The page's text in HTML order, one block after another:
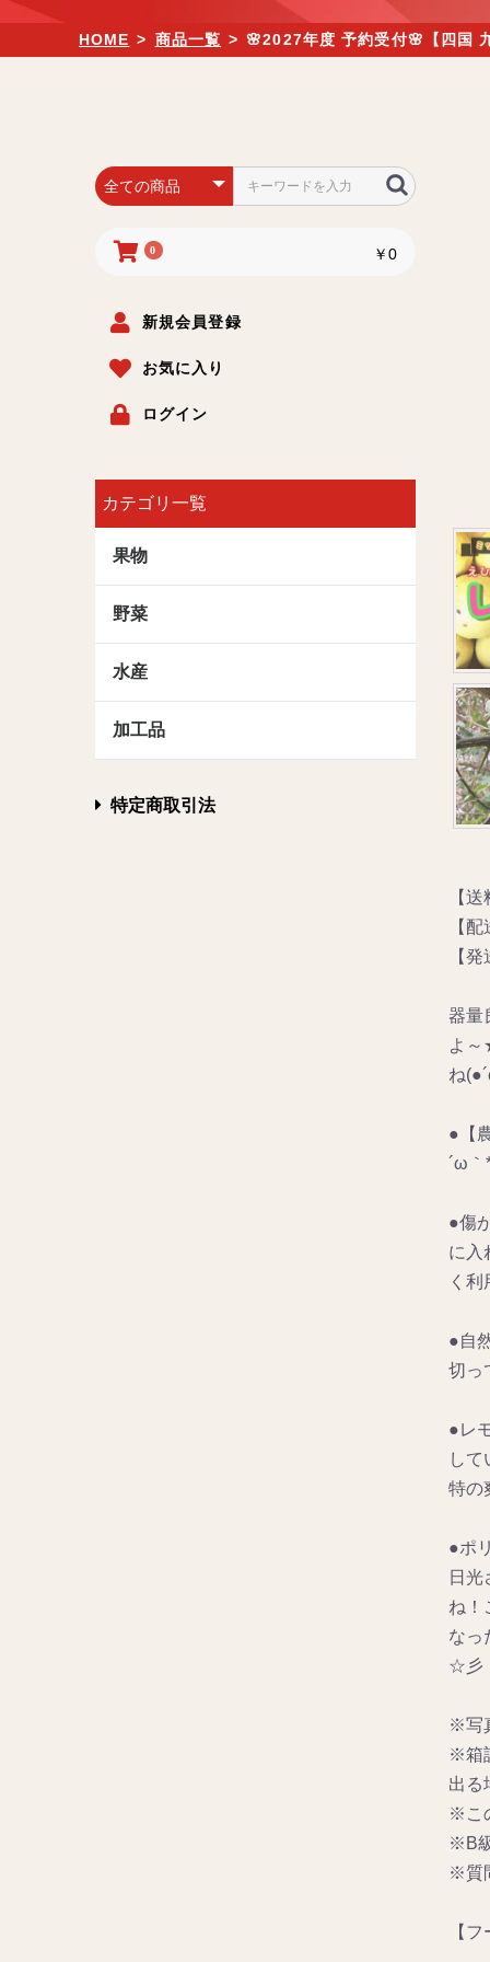
HOME > 商品一覧 > 🌸2027年度 予約受付🌸【四国
0 ￥0
新規会員登録
お気に入り
ログイン
カテゴリ一覧
果物
野菜
水産
加工品
特定商取引法
【
【
【
器量
よ～
ね
●【
´ω｀
●傷
に入
く
●自
切っ
●レ
し
特の
●ポ
日
ね！
なっ
☆彡
※写
※箱
出る
※こ
※B
※質
【